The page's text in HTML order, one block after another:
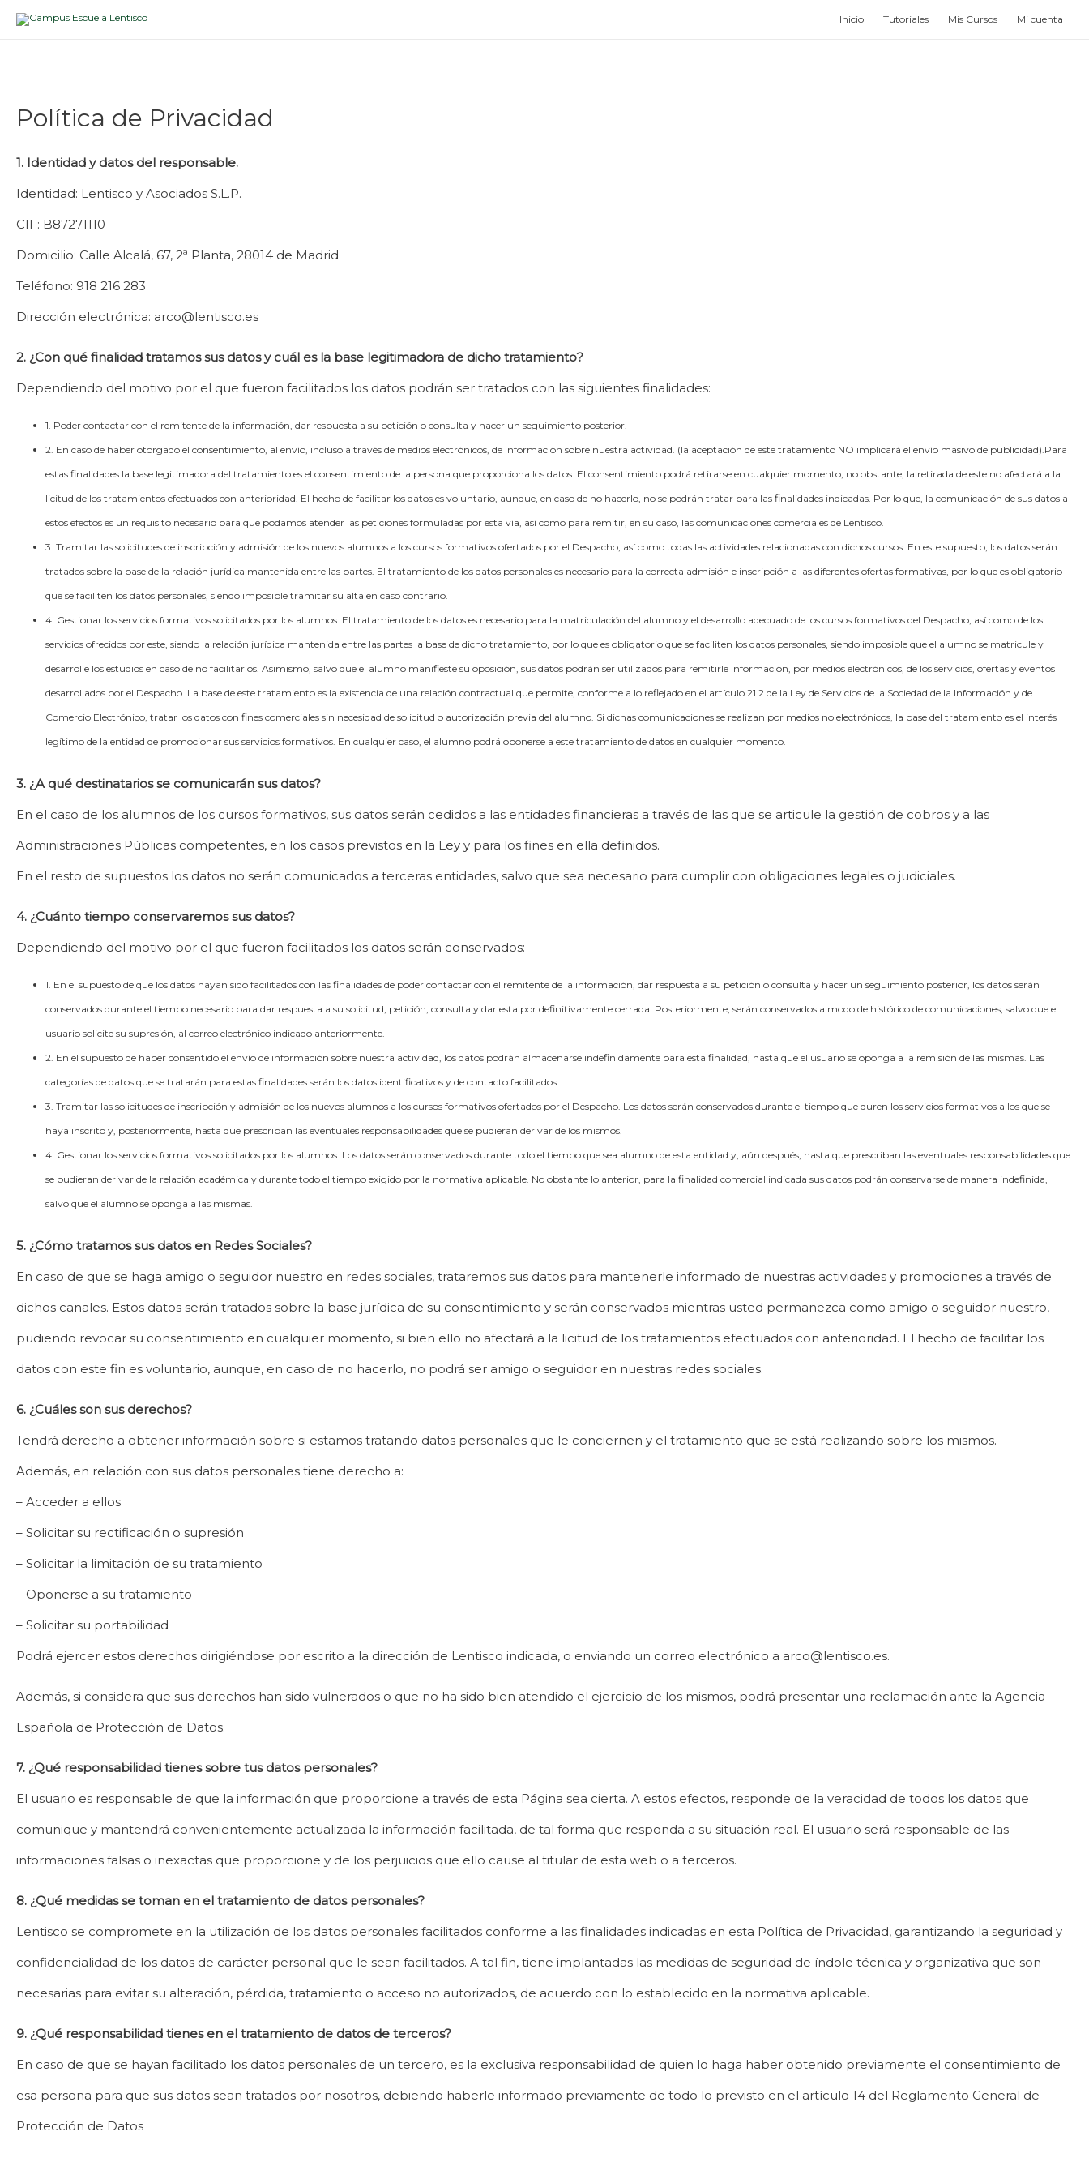
Inicio Tutoriales Mis Cursos Mi cuenta
Política de Privacidad
1. Identidad y datos del responsable.
Identidad: Lentisco y Asociados S.L.P.
CIF: B87271110
Domicilio: Calle Alcalá, 67, 2ª Planta, 28014 de Madrid
Teléfono: 918 216 283
Dirección electrónica: arco@lentisco.es
2. ¿Con qué finalidad tratamos sus datos y cuál es la base legitimadora de dicho tratamiento?
Dependiendo del motivo por el que fueron facilitados los datos podrán ser tratados con las siguientes finalidades:
1. Poder contactar con el remitente de la información, dar respuesta a su petición o consulta y hacer un seguimiento posterior.
2. En caso de haber otorgado el consentimiento, al envío, incluso a través de medios electrónicos, de información sobre nuestra actividad. (la aceptación de este tratamiento NO implicará el envío masivo de publicidad).Para
estas finalidades la base legitimadora del tratamiento es el consentimiento de la persona que proporciona los datos. El consentimiento podrá retirarse en cualquier momento, no obstante, la retirada de este no afectará a la
licitud de los tratamientos efectuados con anterioridad. El hecho de facilitar los datos es voluntario, aunque, en caso de no hacerlo, no se podrán tratar para las finalidades indicadas. Por lo que, la comunicación de sus datos a
estos efectos es un requisito necesario para que podamos atender las peticiones formuladas por esta vía, así como para remitir, en su caso, las comunicaciones comerciales de Lentisco.
3. Tramitar las solicitudes de inscripción y admisión de los nuevos alumnos a los cursos formativos ofertados por el Despacho, así como todas las actividades relacionadas con dichos cursos. En este supuesto, los datos serán
tratados sobre la base de la relación jurídica mantenida entre las partes. El tratamiento de los datos personales es necesario para la correcta admisión e inscripción a las diferentes ofertas formativas, por lo que es obligatorio
que se faciliten los datos personales, siendo imposible tramitar su alta en caso contrario.
4. Gestionar los servicios formativos solicitados por los alumnos. El tratamiento de los datos es necesario para la matriculación del alumno y el desarrollo adecuado de los cursos formativos del Despacho, así como de los
servicios ofrecidos por este, siendo la relación jurídica mantenida entre las partes la base de dicho tratamiento, por lo que es obligatorio que se faciliten los datos personales, siendo imposible que el alumno se matricule y
desarrolle los estudios en caso de no facilitarlos. Asimismo, salvo que el alumno manifieste su oposición, sus datos podrán ser utilizados para remitirle información, por medios electrónicos, de los servicios, ofertas y eventos
desarrollados por el Despacho. La base de este tratamiento es la existencia de una relación contractual que permite, conforme a lo reflejado en el artículo 21.2 de la Ley de Servicios de la Sociedad de la Información y de
Comercio Electrónico, tratar los datos con fines comerciales sin necesidad de solicitud o autorización previa del alumno. Si dichas comunicaciones se realizan por medios no electrónicos, la base del tratamiento es el interés
legítimo de la entidad de promocionar sus servicios formativos. En cualquier caso, el alumno podrá oponerse a este tratamiento de datos en cualquier momento.
3. ¿A qué destinatarios se comunicarán sus datos?
En el caso de los alumnos de los cursos formativos, sus datos serán cedidos a las entidades financieras a través de las que se articule la gestión de cobros y a las
Administraciones Públicas competentes, en los casos previstos en la Ley y para los fines en ella definidos.
En el resto de supuestos los datos no serán comunicados a terceras entidades, salvo que sea necesario para cumplir con obligaciones legales o judiciales.
4. ¿Cuánto tiempo conservaremos sus datos?
Dependiendo del motivo por el que fueron facilitados los datos serán conservados:
1. En el supuesto de que los datos hayan sido facilitados con las finalidades de poder contactar con el remitente de la información, dar respuesta a su petición o consulta y hacer un seguimiento posterior, los datos serán
conservados durante el tiempo necesario para dar respuesta a su solicitud, petición, consulta y dar esta por definitivamente cerrada. Posteriormente, serán conservados a modo de histórico de comunicaciones, salvo que el
usuario solicite su supresión, al correo electrónico indicado anteriormente.
2. En el supuesto de haber consentido el envío de información sobre nuestra actividad, los datos podrán almacenarse indefinidamente para esta finalidad, hasta que el usuario se oponga a la remisión de las mismas. Las
categorías de datos que se tratarán para estas finalidades serán los datos identificativos y de contacto facilitados.
3. Tramitar las solicitudes de inscripción y admisión de los nuevos alumnos a los cursos formativos ofertados por el Despacho. Los datos serán conservados durante el tiempo que duren los servicios formativos a los que se
haya inscrito y, posteriormente, hasta que prescriban las eventuales responsabilidades que se pudieran derivar de los mismos.
4. Gestionar los servicios formativos solicitados por los alumnos. Los datos serán conservados durante todo el tiempo que sea alumno de esta entidad y, aún después, hasta que prescriban las eventuales responsabilidades que
se pudieran derivar de la relación académica y durante todo el tiempo exigido por la normativa aplicable. No obstante lo anterior, para la finalidad comercial indicada sus datos podrán conservarse de manera indefinida,
salvo que el alumno se oponga a las mismas.
5. ¿Cómo tratamos sus datos en Redes Sociales?
En caso de que se haga amigo o seguidor nuestro en redes sociales, trataremos sus datos para mantenerle informado de nuestras actividades y promociones a través de
dichos canales. Estos datos serán tratados sobre la base jurídica de su consentimiento y serán conservados mientras usted permanezca como amigo o seguidor nuestro,
pudiendo revocar su consentimiento en cualquier momento, si bien ello no afectará a la licitud de los tratamientos efectuados con anterioridad. El hecho de facilitar los
datos con este fin es voluntario, aunque, en caso de no hacerlo, no podrá ser amigo o seguidor en nuestras redes sociales.
6. ¿Cuáles son sus derechos?
Tendrá derecho a obtener información sobre si estamos tratando datos personales que le conciernen y el tratamiento que se está realizando sobre los mismos.
Además, en relación con sus datos personales tiene derecho a:
– Acceder a ellos
– Solicitar su rectificación o supresión
– Solicitar la limitación de su tratamiento
– Oponerse a su tratamiento
– Solicitar su portabilidad
Podrá ejercer estos derechos dirigiéndose por escrito a la dirección de Lentisco indicada, o enviando un correo electrónico a arco@lentisco.es.
Además, si considera que sus derechos han sido vulnerados o que no ha sido bien atendido el ejercicio de los mismos, podrá presentar una reclamación ante la Agencia
Española de Protección de Datos.
7. ¿Qué responsabilidad tienes sobre tus datos personales?
El usuario es responsable de que la información que proporcione a través de esta Página sea cierta. A estos efectos, responde de la veracidad de todos los datos que
comunique y mantendrá convenientemente actualizada la información facilitada, de tal forma que responda a su situación real. El usuario será responsable de las
informaciones falsas o inexactas que proporcione y de los perjuicios que ello cause al titular de esta web o a terceros.
8. ¿Qué medidas se toman en el tratamiento de datos personales?
Lentisco se compromete en la utilización de los datos personales facilitados conforme a las finalidades indicadas en esta Política de Privacidad, garantizando la seguridad y
confidencialidad de los datos de carácter personal que le sean facilitados. A tal fin, tiene implantadas las medidas de seguridad de índole técnica y organizativa que son
necesarias para evitar su alteración, pérdida, tratamiento o acceso no autorizados, de acuerdo con lo establecido en la normativa aplicable.
9. ¿Qué responsabilidad tienes en el tratamiento de datos de terceros?
En caso de que se hayan facilitado los datos personales de un tercero, es la exclusiva responsabilidad de quien lo haga haber obtenido previamente el consentimiento de
esa persona para que sus datos sean tratados por nosotros, debiendo haberle informado previamente de todo lo previsto en el artículo 14 del Reglamento General de
Protección de Datos